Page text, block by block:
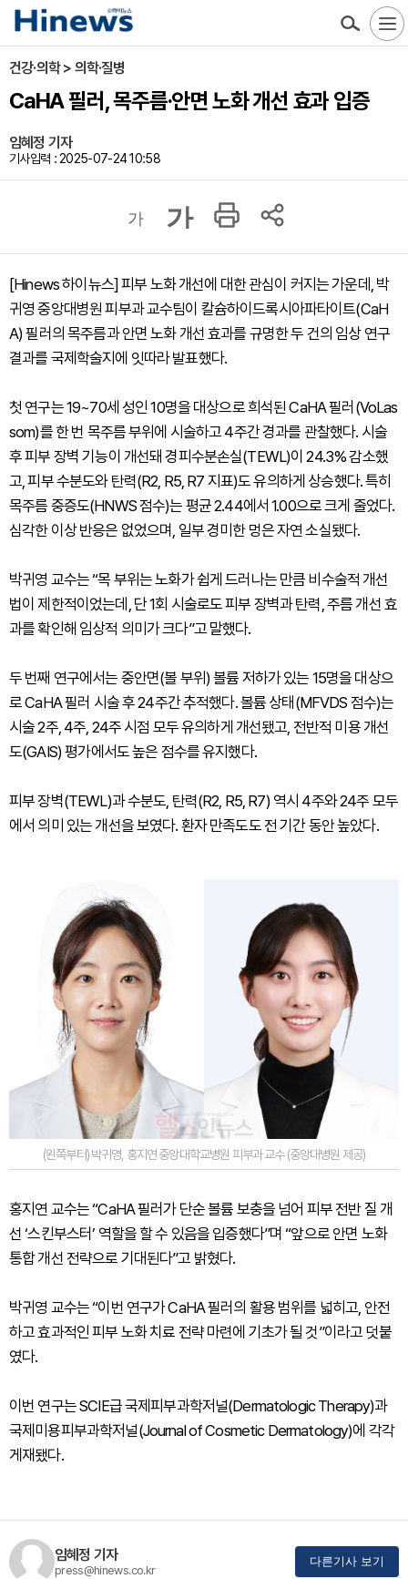
건강·의학 > 의학·질병
CaHA 필러, 목주름·안면 노화 개선 효과 입증
임혜정 기자
기사입력 : 2025-07-24 10:58
가 가
[Hinews 하이뉴스] 피부 노화 개선에 대한 관심이 커지는 가운데, 박
귀영 중앙대병원 피부과 교수팀이 칼슘하이드록시아파타이트(CaH
A) 필러의 목주름과 안면 노화 개선 효과를 규명한 두 건의 임상 연구
결과를 국제학술지에 잇따라 발표했다.
첫 연구는 19~70세 성인 10명을 대상으로 희석된 CaHA 필러(VoLas
som)를 한 번 목주름 부위에 시술하고 4주간 경과를 관찰했다. 시술
후 피부 장벽 기능이 개선돼 경피수분손실(TEWL)이 24.3% 감소했
고, 피부 수분도와 탄력(R2, R5, R7 지표)도 유의하게 상승했다. 특히
목주름 중증도(HNWS 점수)는 평균 2.44에서 1.00으로 크게 줄었다.
심각한 이상 반응은 없었으며, 일부 경미한 멍은 자연 소실됐다.
박귀영 교수는 “목 부위는 노화가 쉽게 드러나는 만큼 비수술적 개선
법이 제한적이었는데, 단 1회 시술로도 피부 장벽과 탄력, 주름 개선 효
과를 확인해 임상적 의미가 크다”고 말했다.
두 번째 연구에서는 중안면(볼 부위) 볼륨 저하가 있는 15명을 대상으
로 CaHA 필러 시술 후 24주간 추적했다. 볼륨 상태(MFVDS 점수)는
시술 2주, 4주, 24주 시점 모두 유의하게 개선됐고, 전반적 미용 개선
도(GAIS) 평가에서도 높은 점수를 유지했다.
피부 장벽(TEWL)과 수분도, 탄력(R2, R5, R7) 역시 4주와 24주 모두
에서 의미 있는 개선을 보였다. 환자 만족도도 전 기간 동안 높았다.
(왼쪽부터) 박귀영, 홍지연 중앙대학교병원 피부과 교수 (중앙대병원 제공)
홍지연 교수는 “CaHA 필러가 단순 볼륨 보충을 넘어 피부 전반 질 개
선 ‘스킨부스터’ 역할을 할 수 있음을 입증했다”며 “앞으로 안면 노화
통합 개선 전략으로 기대된다”고 밝혔다.
박귀영 교수는 “이번 연구가 CaHA 필러의 활용 범위를 넓히고, 안전
하고 효과적인 피부 노화 치료 전략 마련에 기초가 될 것”이라고 덧붙
였다.
이번 연구는 SCIE급 국제피부과학저널(Dermatologic Therapy)과
국제미용피부과학저널(Journal of Cosmetic Dermatology)에 각각
게재됐다.
임혜정 기자
press@hinews.co.kr
다른기사 보기